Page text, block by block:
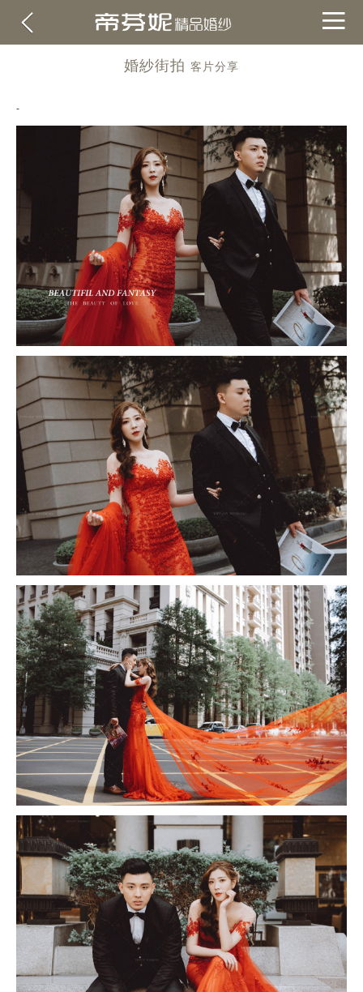
關於帝芬妮ABOUT
海外 OVERSEA
撥打CONTACT
諮詢CONSULTATION
地址ADDRESS
婚紗街拍 客片分享
-